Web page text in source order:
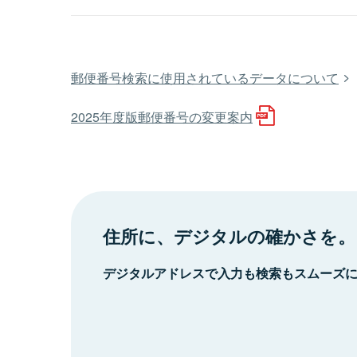
郵便番号検索に使用されているデータについて
2025年度版郵便番号の変更案内
住所に、デジタルの確かさを。
デジタルアドレスで入力も検索もスムーズ